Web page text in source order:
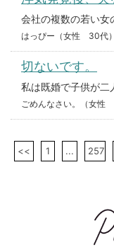
はっぴー（女性 30代）
切ないです。
ごめんなさい。（女性
<< 1 ... 257